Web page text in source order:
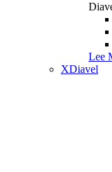
Lee
XDiavel